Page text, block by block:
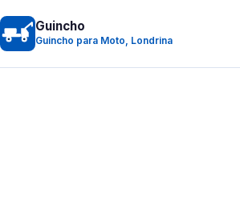
Guincho
Guincho para Moto, Londrina